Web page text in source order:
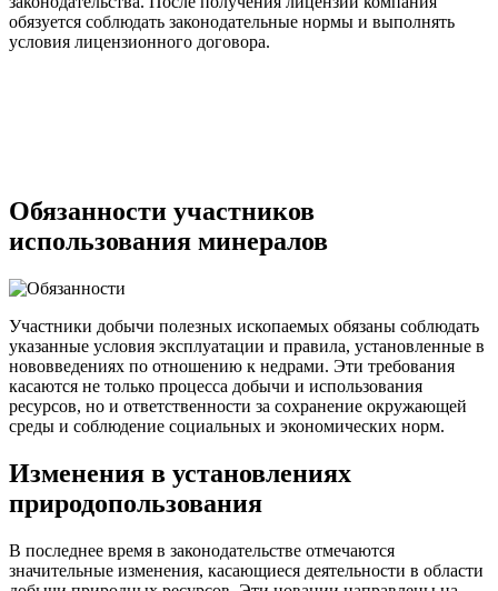
обязуется соблюдать законодательные нормы и выполнять
условия лицензионного договора.
Обязанности участников
использования минералов
Участники добычи полезных ископаемых обязаны соблюдать
указанные условия эксплуатации и правила, установленные в
нововведениях по отношению к недрами. Эти требования
касаются не только процесса добычи и использования
ресурсов, но и ответственности за сохранение окружающей
среды и соблюдение социальных и экономических норм.
Изменения в установлениях
природопользования
В последнее время в законодательстве отмечаются
значительные изменения, касающиеся деятельности в области